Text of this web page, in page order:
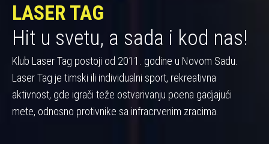
LASER TAG
Hit u svetu, a sada i kod nas!
Klub Laser Tag postoji od 2011. godine u Novom Sadu.
Laser Tag je timski ili individualni sport, rekreativna
aktivnost, gde igrači teže ostvarivanju poena gadjajući
mete, odnosno protivnike sa infracrvenim zracima.